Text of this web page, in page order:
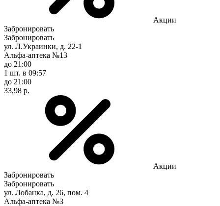
Акции
Забронировать
Забронировать
ул. Л.Украинки, д. 22-1
Альфа-аптека №13
до 21:00
1 шт. в 09:57
до 21:00
33,98 р.
Акции
Забронировать
Забронировать
ул. Лобанка, д. 26, пом. 4
Альфа-аптека №3